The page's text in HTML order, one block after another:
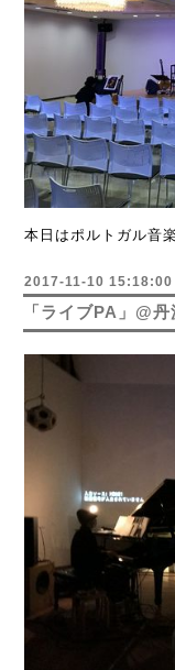
本日はポルトガル音
2017-11-10 15:18:00
「ライブPA」@